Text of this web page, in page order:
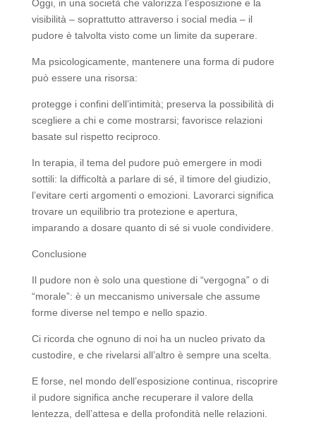
Oggi, in una società che valorizza l’esposizione e la
visibilità – soprattutto attraverso i social media – il
pudore è talvolta visto come un limite da superare.
Ma psicologicamente, mantenere una forma di pudore
può essere una risorsa:
protegge i confini dell’intimità; preserva la possibilità di
scegliere a chi e come mostrarsi; favorisce relazioni
basate sul rispetto reciproco.
In terapia, il tema del pudore può emergere in modi
sottili: la difficoltà a parlare di sé, il timore del giudizio,
l’evitare certi argomenti o emozioni. Lavorarci significa
trovare un equilibrio tra protezione e apertura,
imparando a dosare quanto di sé si vuole condividere.
Conclusione
Il pudore non è solo una questione di “vergogna” o di
“morale”: è un meccanismo universale che assume
forme diverse nel tempo e nello spazio.
Ci ricorda che ognuno di noi ha un nucleo privato da
custodire, e che rivelarsi all’altro è sempre una scelta.
E forse, nel mondo dell’esposizione continua, riscoprire
il pudore significa anche recuperare il valore della
lentezza, dell’attesa e della profondità nelle relazioni.